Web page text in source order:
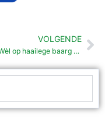
VOLGENDE
Jesaja Wèl op haailege baarg wonen mag